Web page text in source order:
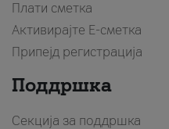
Плати сметка
Активирајте Е-сметка
Припејд регистрација
Поддршка
Секција за поддршка